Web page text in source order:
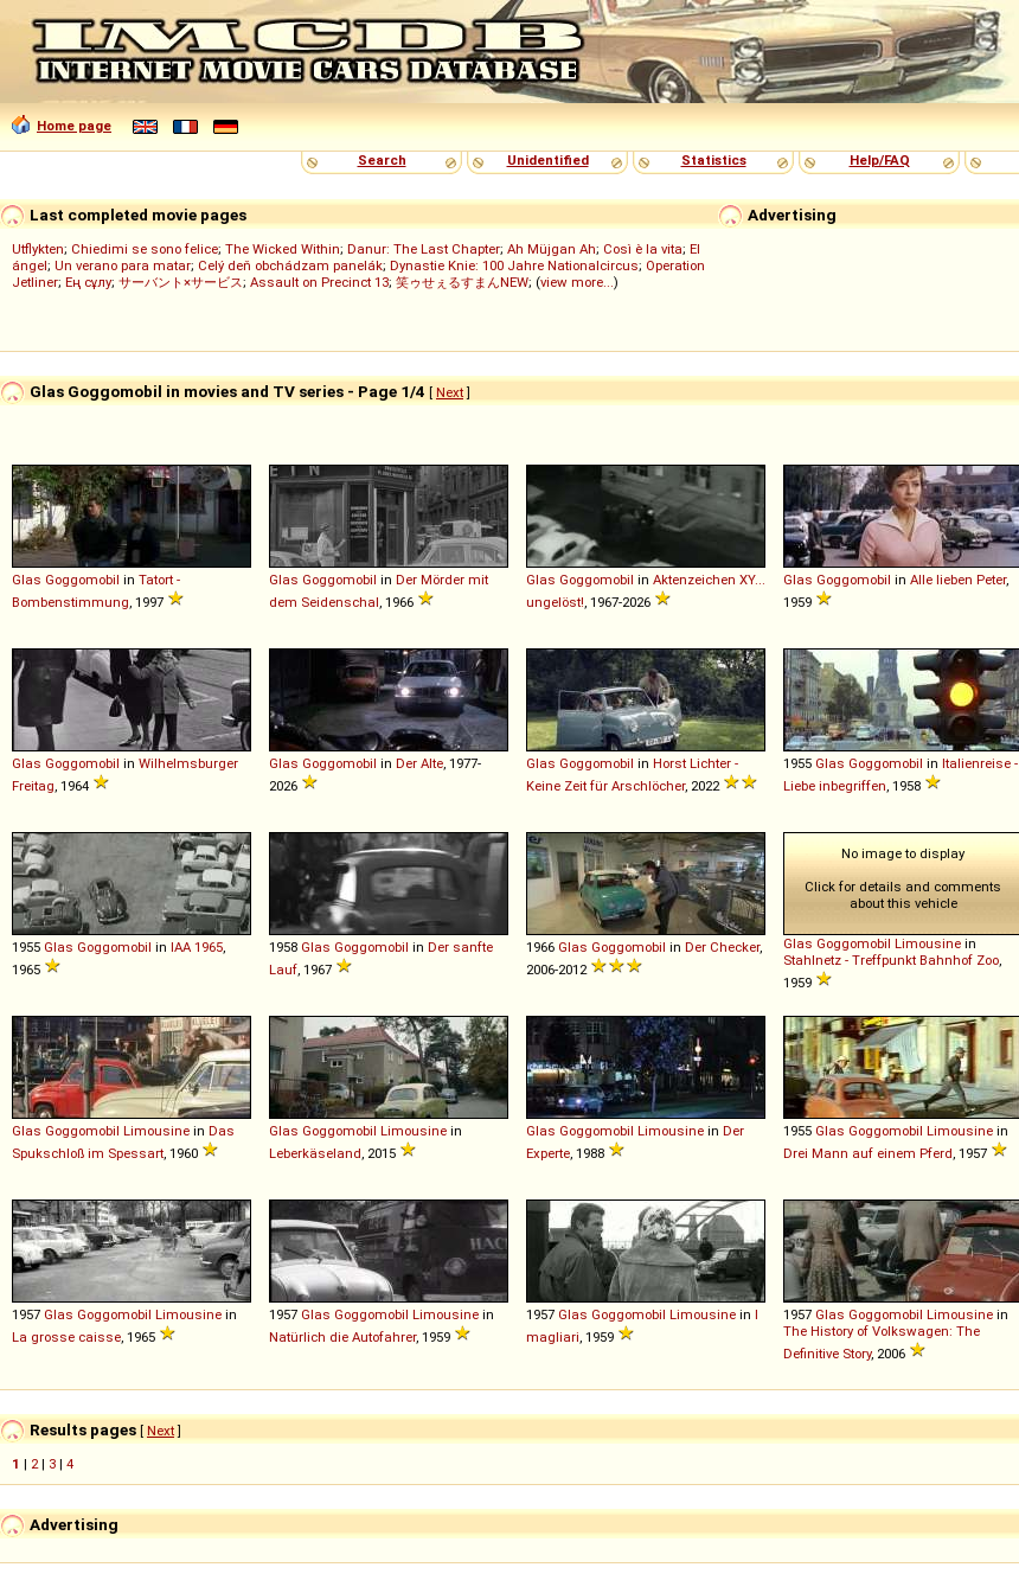
Home page
Search
Unidentified Statistics Help/FAQ
Advertising
Last completed movie pages
Utflykten; Chiedimi se sono felice; The Wicked Within; Danur: The Last Chapter; Ah Müjgan Ah; Così è la vita; El
ángel; Un verano para matar; Celý deň obchádzam panelák; Dynastie Knie: 100 Jahre Nationalcircus; Operation
Jetliner; Ең сұлу; サーバント×サービス; Assault on Precinct 13; 笑ゥせぇるすまんNEW; (view more...)
Glas Goggomobil in movies and TV series - Page 1/4 [ Next]
Glas Goggomobil in Tatort -
Bombenstimmung , 1997
Glas Goggomobil in Der Mörder mit
dem Seidenschal , 1966
Glas Goggomobil in Aktenzeichen XY...
ungelöst! , 1967-2026
Glas Goggomobil in Alle lieben Peter,
1959
Glas Goggomobil in Wilhelmsburger
Freitag , 1964
Glas Goggomobil in Der Alte , 1977-
2026
Glas Goggomobil in Horst Lichter -
Keine Zeit für Arschlöcher, 2022
1955 Glas Goggomobil in Italienreise -
Liebe inbegriffen , 1958
1955 Glas Goggomobil in IAA 1965
1965
1958 Glas Goggomobil in Der sanfte
Lauf , 1967
1966 Glas Goggomobil in Der Checker,
2006-2012
No image to display
Click for details and comments
about this vehicle
Glas Goggomobil Limousine in
Stahlnetz - Treffpunkt Bahnhof Zoo
1959
Glas Goggomobil Limousine in Das
Spukschloß im Spessart , 1960
Glas Goggomobil Limousine in
Leberkäseland , 2015
Glas Goggomobil Limousine in Der
Experte , 1988
1955 Glas Goggomobil Limousine in
Drei Mann auf einem Pferd , 1957
1957 Glas Goggomobil Limousine in
La grosse caisse , 1965
1957 Glas Goggomobil Limousine in
Natürlich die Autofahrer, 1959
1957 Glas Goggomobil Limousine in I
magliari , 1959
1957 Glas Goggomobil Limousine in
The History of Volkswagen: The
Definitive Story, 2006
Results pages [ Next]
1 | 2 | 3 | 4
Advertising